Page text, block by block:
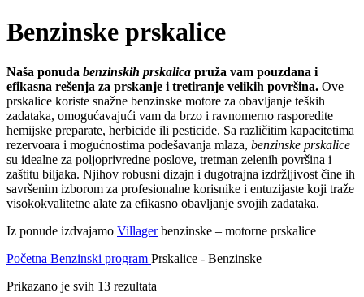
Benzinske prskalice
Naša ponuda benzinskih prskalica pruža vam pouzdana i
efikasna rešenja za prskanje i tretiranje velikih površina. Ove
prskalice koriste snažne benzinske motore za obavljanje teških
zadataka, omogućavajući vam da brzo i ravnomerno rasporedite
hemijske preparate, herbicide ili pesticide. Sa različitim kapacitetima
rezervoara i mogućnostima podešavanja mlaza, benzinske prskalice
su idealne za poljoprivredne poslove, tretman zelenih površina i
zaštitu biljaka. Njihov robusni dizajn i dugotrajna izdržljivost čine ih
savršenim izborom za profesionalne korisnike i entuzijaste koji traže
visokokvalitetne alate za efikasno obavljanje svojih zadataka.
Iz ponude izdvajamo Villagerbenzinske – motorne prskalice
Početna Benzinski program Prskalice - Benzinske
Prikazano je svih 13 rezultata